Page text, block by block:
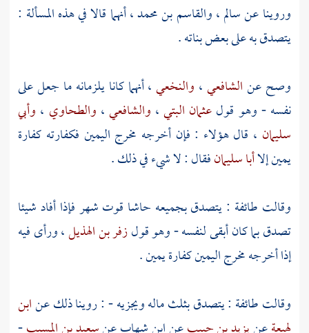
وروينا عنسالم،والقاسم بن محمد، أنهما قالا في هذه المسألة :
يتصدق به على بعض بناته .
وصح عنالشافعي، والنخعي، أنهما كانا يلزمانه ما جعل على
نفسه - وهو قولعثمان البتي، والشافعي، والطحاوي ، وأبي
سليمان ، قال هؤلاء : فإن أخرجه مخرج اليمين فكفارته كفارة
يمين إلاأبا سليمانفقال : لا شيء في ذلك .
وقالت طائفة : يتصدق بجميعه حاشا قوت شهر فإذا أفاد شيئا
تصدق بما كان أبقى لنفسه - وهو قولزفر بن الهذيل، ورأى فيه
إذا أخرجه مخرج اليمين كفارة يمين .
وقالت طائفة : يتصدق بثلث ماله ويجزيه - : روينا ذلك عنابن